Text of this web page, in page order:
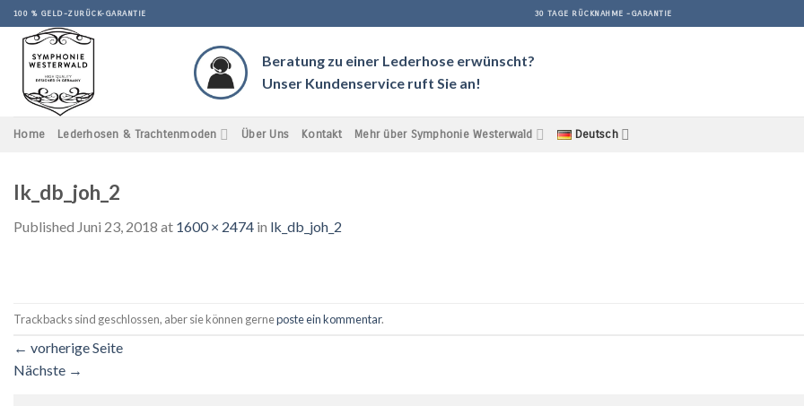
Skip
to
content
100 % GELD-ZURÜCK-GARANTIE 30 TAGE RÜCKNAHME -GARANTIE
Beratung zu einer Lederhose erwünscht?
Unser Kundenservice ruft Sie an!
Home Lederhosen & Trachtenmoden Über Uns Kontakt Mehr über Symphonie Westerwald Deutsch
lk_db_joh_2
Published Juni 23, 2018 at 1600 × 2474 in lk_db_joh_2
Trackbacks sind geschlossen, aber sie können gerneposte ein kommentar.
← vorherige Seite
Nächste →